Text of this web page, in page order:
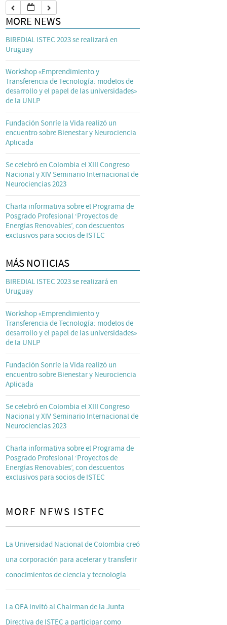
MORE NEWS
BIREDIAL ISTEC 2023 se realizará en
Uruguay
Workshop «Emprendimiento y
Transferencia de Tecnología: modelos de
desarrollo y el papel de las universidades»
de la UNLP
Fundación Sonríe la Vida realizó un
encuentro sobre Bienestar y Neurociencia
Aplicada
Se celebró en Colombia el XIII Congreso
Nacional y XIV Seminario Internacional de
Neurociencias 2023
Charla informativa sobre el Programa de
Posgrado Profesional ‘Proyectos de
Energías Renovables’, con descuentos
exclusivos para socios de ISTEC
MÁS NOTICIAS
BIREDIAL ISTEC 2023 se realizará en
Uruguay
Workshop «Emprendimiento y
Transferencia de Tecnología: modelos de
desarrollo y el papel de las universidades»
de la UNLP
Fundación Sonríe la Vida realizó un
encuentro sobre Bienestar y Neurociencia
Aplicada
Se celebró en Colombia el XIII Congreso
Nacional y XIV Seminario Internacional de
Neurociencias 2023
Charla informativa sobre el Programa de
Posgrado Profesional ‘Proyectos de
Energías Renovables’, con descuentos
exclusivos para socios de ISTEC
MORE NEWS ISTEC
La Universidad Nacional de Colombia creó
una corporación para acelerar y transferir
conocimientos de ciencia y tecnología
La OEA invitó al Chairman de la Junta
Directiva de ISTEC a participar como